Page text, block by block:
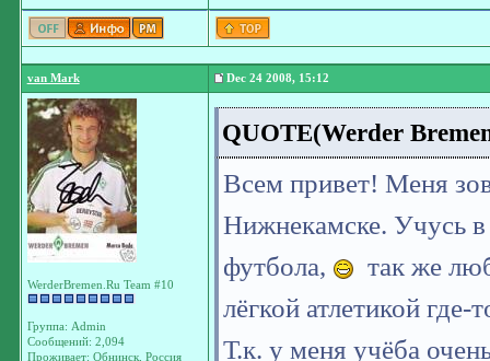
van Mark Dec 24 2008, 15:12
WerderBremen.Ru Team #10
Группа: Admin
Сообщений: 2,094
Проживает: Обнинск, Россия
QUOTE(Werder
Всем привет! Меня
Нижнекамске. Учусь
футбола,
так же
лёгкой атлетикой
Т.к. у меня учёба